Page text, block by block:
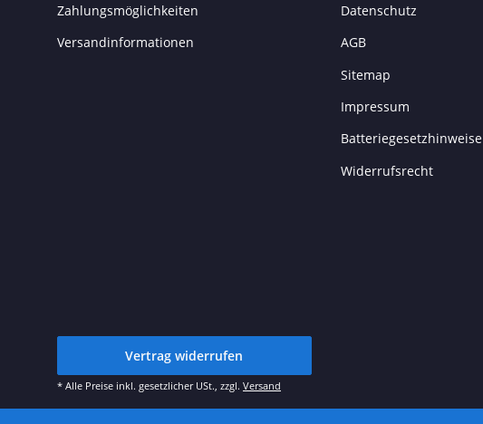
Zahlungsmöglichkeiten
Versandinformationen
Datenschutz
AGB
Sitemap
Impressum
Batteriegesetzhinweise
Widerrufsrecht
Vertrag widerrufen
* Alle Preise inkl. gesetzlicher USt., zzgl. Versand